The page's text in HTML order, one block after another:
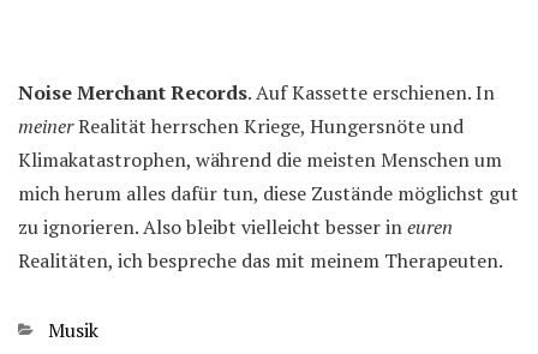
Noise Merchant Records. Auf Kassette erschienen. In
meinerRealität herrschen Kriege, Hungersnöte und
Klimakatastrophen, während die meisten Menschen um
mich herum alles dafür tun, diese Zustände möglichst gut
zu ignorieren. Also bleibt vielleicht besser ineuren
Realitäten, ich bespreche das mit meinem Therapeuten.
Kategorien
Musik